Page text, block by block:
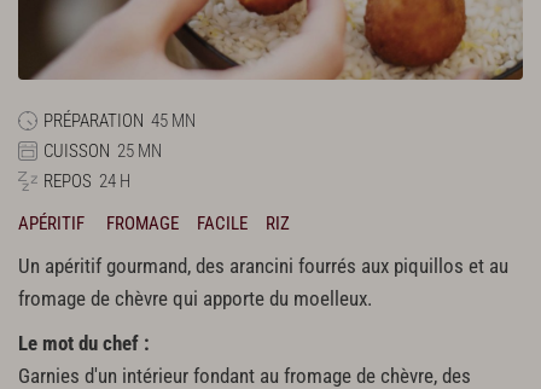
PRÉPARATION 45 MN
CUISSON 25 MN
REPOS 24 H
APÉRITIF
FROMAGE FACILE RIZ
Un apéritif gourmand, des arancini fourrés aux piquillos et au
fromage de chèvre qui apporte du moelleux.
Le mot du chef :
Garnies d'un intérieur fondant au fromage de chèvre, des